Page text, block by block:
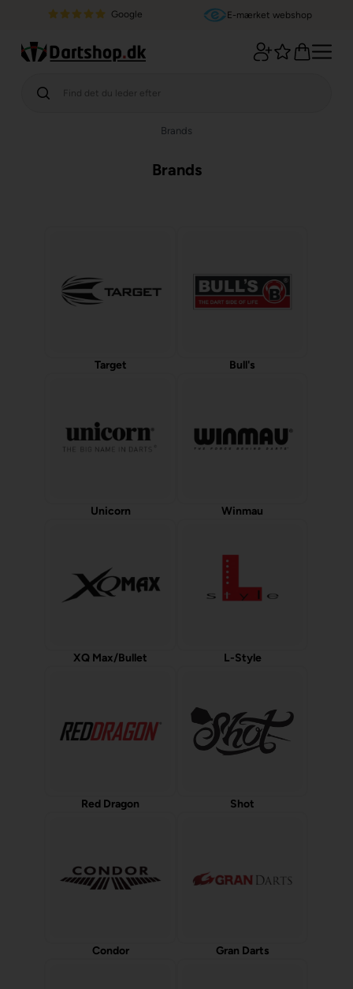
Google E-mærket webshop
Brands
Brands
Target Bull's
Unicorn Winmau
XQ Max/Bullet L-Style
Red Dragon Shot
Condor Gran Darts